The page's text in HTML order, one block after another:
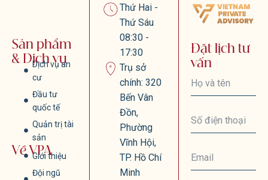
Sản phẩm
& Dịch vụ
Dịch vụ an
cư
Đầu tư
quốc tế
Quản trị tài
sản
Về VPA
Giới thiệu
Đội ngũ
Thứ Hai -
Thứ Sáu
08:30 -
17:30
Trụ sở
chính: 320
Bến Vân
Đồn,
Phường
Vĩnh Hội,
TP. Hồ Chí
Minh
Đặt lịch tư
vấn